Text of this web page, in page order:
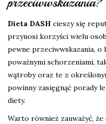
Dieta DASH cieszy się
przynosi korzyści wielu
pewne przeciwwskazania,
poważnymi schorzeniami,
wątroby oraz te z
powinny zasięgnąć porady
diety.
Warto również zauważyć,